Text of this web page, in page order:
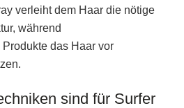
verleiht dem Haar die nötige
während
das Haar vor
sind für Surfer